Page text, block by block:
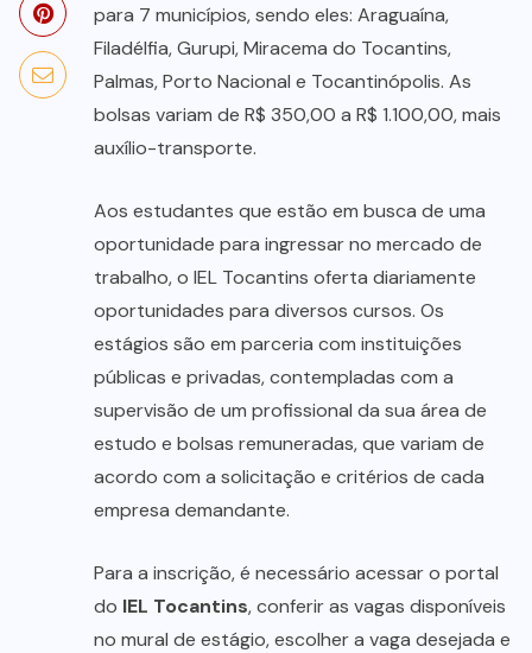
para 7 municípios, sendo eles: Araguaína,
Filadélfia, Gurupi, Miracema do Tocantins,
Palmas, Porto Nacional e Tocantinópolis. As
bolsas variam de R$ 350,00 a R$ 1.100,00, mais
auxílio-transporte.
Aos estudantes que estão em busca de uma
oportunidade para ingressar no mercado de
trabalho, o IEL Tocantins oferta diariamente
oportunidades para diversos cursos. Os
estágios são em parceria com instituições
públicas e privadas, contempladas com a
supervisão de um profissional da sua área de
estudo e bolsas remuneradas, que variam de
acordo com a solicitação e critérios de cada
empresa demandante.
Para a inscrição, é necessário acessar o portal
do IEL Tocantins, conferir as vagas disponíveis
no mural de estágio, escolher a vaga desejada e